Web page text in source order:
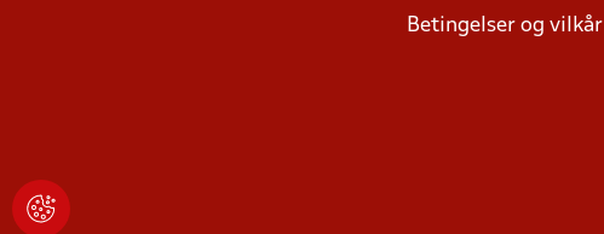
Betingelser og vilkår